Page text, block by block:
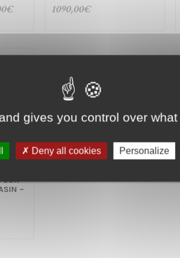
€Plage
prix :
1350,00€
1090,00€
SUR
–
gives you control over
Deny all cookies Personalize